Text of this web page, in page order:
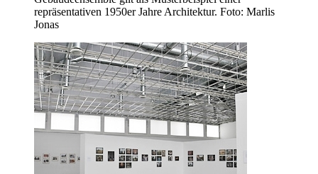
repräsentativen 1950er Jahre Architektur. Foto: Marlis
Jonas